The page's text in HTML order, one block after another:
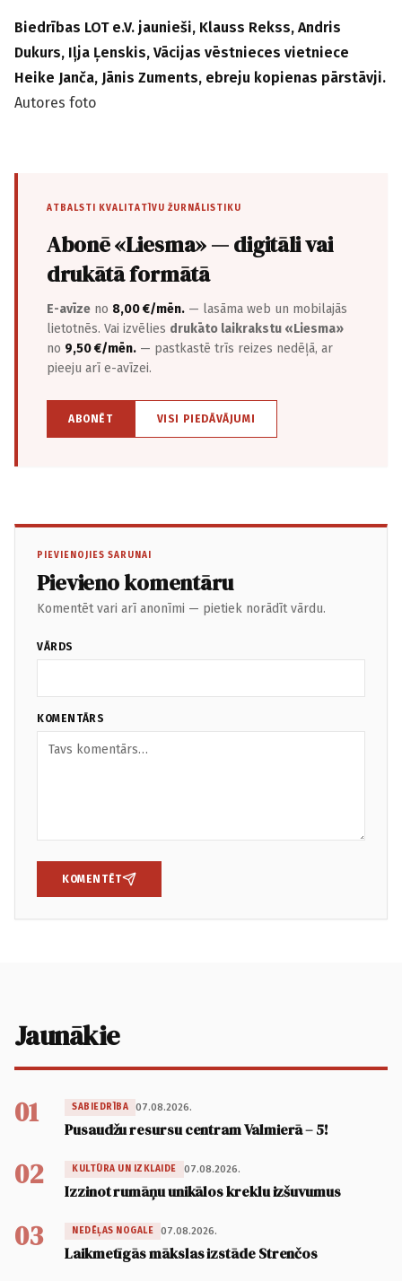
Biedrības LOT e.V. jaunieši, Klauss Rekss, Andris
Dukurs, Iļja Ļenskis, Vācijas vēstnieces vietniece
Heike Janča, Jānis Zuments, ebreju kopienas pārstāvji.
Autores foto
ATBALSTI KVALITATĪVU ŽURNĀLISTIKU
Abonē «Liesma» — digitāli vai
drukātā formātā
E-avīze no 8,00 €/mēn. — lasāma web un mobilajās
lietotnēs. Vai izvēlies drukāto laikrakstu «Liesma»
no 9,50 €/mēn. — pastkastē trīs reizes nedēļā, ar
pieeju arī e-avīzei.
ABONĒT VISI PIEDĀVĀJUMI
PIEVIENOJIES SARUNAI
Pievieno komentāru
Komentēt vari arī anonīmi — pietiek norādīt vārdu.
VĀRDS
KOMENTĀRS
KOMENTĒT
Jaunākie
01 SABIEDRĪBA 07.08.2026.
Pusaudžu resursu centram Valmierā – 5!
02 KULTŪRA UN IZKLAIDE 07.08.2026.
Izzinot rumāņu unikālos kreklu izšuvumus
03 NEDĒĻAS NOGALE 07.08.2026.
Laikmetīgās mākslas izstāde Strenčos